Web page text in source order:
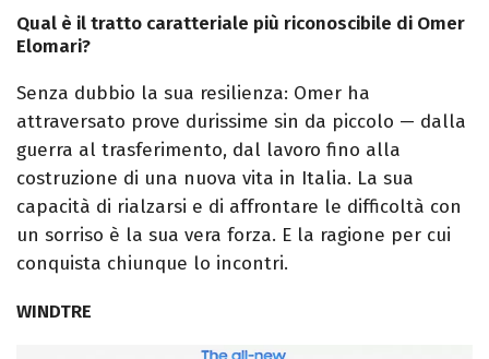
Qual è il tratto caratteriale più riconoscibile di Omer
Elomari?
Senza dubbio la sua resilienza: Omer ha
attraversato prove durissime sin da piccolo — dalla
guerra al trasferimento, dal lavoro fino alla
costruzione di una nuova vita in Italia. La sua
capacità di rialzarsi e di affrontare le difficoltà con
un sorriso è la sua vera forza. E la ragione per cui
conquista chiunque lo incontri.
WINDTRE